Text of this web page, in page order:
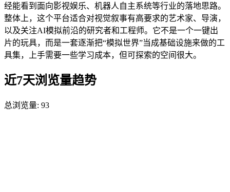
经能看到面向影视娱乐、机器人自主系统等行业的落地思路。
整体上，这个平台适合对视觉叙事有高要求的艺术家、导演，
以及关注AI模拟前沿的研究者和工程师。它不是一个一键出
片的玩具，而是一套逐渐把“模拟世界”当成基础设施来做的工
具集，上手需要一些学习成本，但可探索的空间很大。
近7天浏览量趋势
总浏览量: 93